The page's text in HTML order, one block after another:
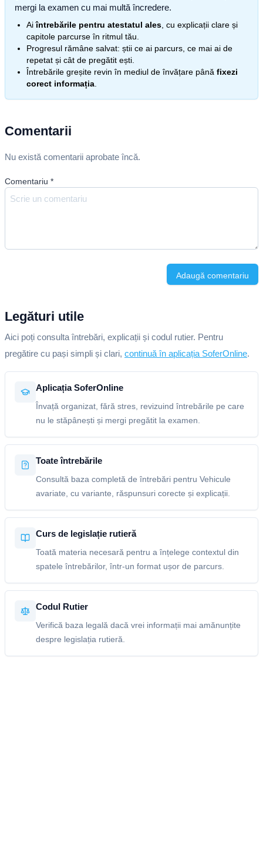
mergi la examen cu mai multă încredere.
Aiîntrebările pentru atestatul ales , cu explicații clare și
capitole parcurse în ritmul tău.
Progresul rămâne salvat: știi ce ai parcurs, ce mai ai de
repetat și cât de pregătit ești.
Întrebările greșite revin în mediul de învățare până fixezi
corect informația
Comentarii
Nu există comentarii aprobate încă.
Comentariu *
Adaugă comentariu
Legături utile
Aici poți consulta întrebări, explicații și codul rutier. Pentru
pregătire cu pași simpli și clari, continuă în aplicația SoferOnline.
Aplicația SoferOnline
Învață organizat, fără stres, revizuind întrebările pe care
nu le stăpânești și mergi pregătit la examen.
Toate întrebările
Consultă baza completă de întrebări pentru Vehicule
avariate, cu variante, răspunsuri corecte și explicații.
Curs de legislație rutieră
Toată materia necesară pentru a înțelege contextul din
spatele întrebărilor, într-un format ușor de parcurs.
Codul Rutier
Verifică baza legală dacă vrei informații mai amănunțite
despre legislația rutieră.